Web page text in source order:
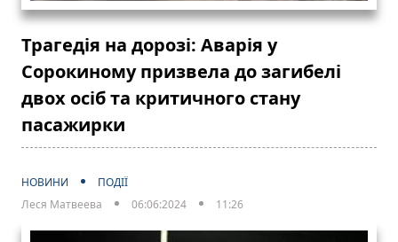
Трагедія на дорозі: Аварія у
Сорокиному призвела до загибелі
двох осіб та критичного стану
пасажирки
НОВИНИ
ПОДІЇ
Леся Матвеева
06:06:2024 11:26